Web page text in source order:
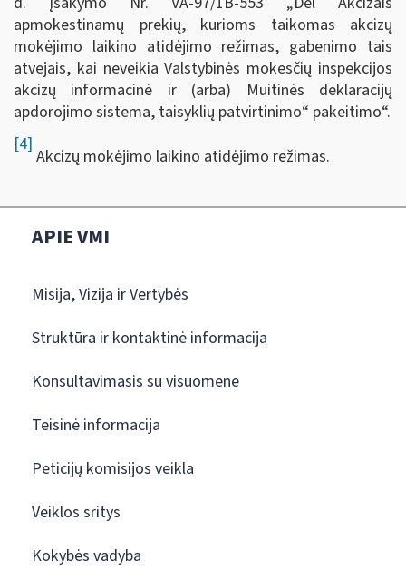
apmokestinamų prekių, kurioms taikomas akcizų
mokėjimo laikino atidėjimo režimas, gabenimo tais
atvejais, kai neveikia Valstybinės mokesčių inspekcijos
akcizų informacinė ir (arba) Muitinės deklaracijų
apdorojimo sistema, taisyklių patvirtinimo“ pakeitimo“.
[4]
Akcizų mokėjimo laikino atidėjimo režimas.
APIE VMI
Misija, Vizija ir Vertybės
Struktūra ir kontaktinė informacija
Konsultavimasis su visuomene
Teisinė informacija
Peticijų komisijos veikla
Veiklos sritys
Kokybės vadyba